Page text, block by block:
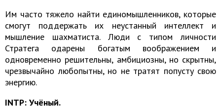
Им часто тяжело найти единомышленников, которые
смогут поддержать их неустанный интеллект и
мышление шахматиста. Люди с типом личности
Стратега одарены богатым воображением и
одновременно решительны, амбициозны, но скрытны,
чрезвычайно любопытны, но не тратят попусту свою
энергию.
INTP: Учёный.